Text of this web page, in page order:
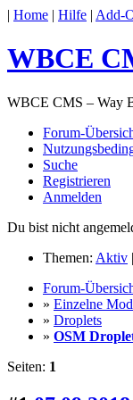
| Home | Hilfe | Add-
WBCE
WBCE CMS – Way
Forum-
Suche
Registrieren
Anmelden
Du bist nicht
Themen: Aktiv |
Forum-
» Einzelne
» Droplets
» OSM
Seiten: 1